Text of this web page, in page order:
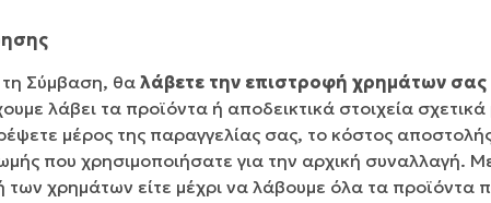
Σύμβαση, θα λάβετε την επιστροφή χρημάτων σας
λάβει τα προϊόντα ή αποδεικτικά στοιχεία
μέρος της παραγγελίας σας, το κόστος
που χρησιμοποιήσατε για την αρχική
χρημάτων είτε μέχρι να λάβουμε όλα τα προϊόντα